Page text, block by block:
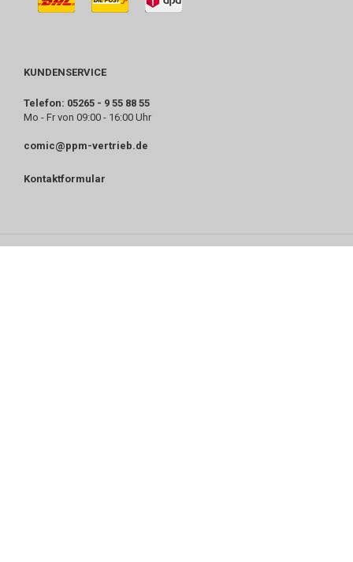
KUNDENSERVICE
Telefon: 05265 - 9 55 88 55
Mo - Fr von 09:00 - 16:00 Uhr
comic@ppm-vertrieb.de
Kontaktformular